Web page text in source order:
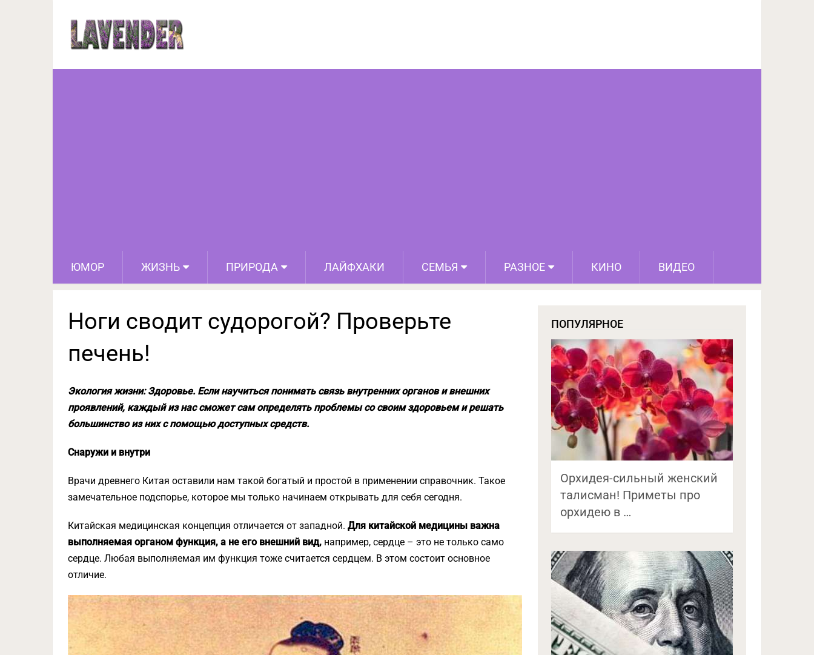
ЮМОР ЖИЗНЬ ПРИРОДА ЛАЙФХАКИ СЕМЬЯ РАЗНОЕ КИНО ВИДЕО
Ноги сводит судорогой? Проверьте
печень!
Экология жизни: Здоровье. Если научиться понимать связь внутренних органов и внешних
проявлений, каждый из нас сможет сам определять проблемы со своим здоровьем и решать
большинство из них с помощью доступных средств.
Снаружи и внутри
Врачи древнего Китая оставили нам такой богатый и простой в применении справочник. Такое
замечательное подспорье, которое мы только начинаем открывать для себя сегодня.
Китайская медицинская концепция отличается от западной. Для китайской медицины важна
выполняемая органом функция, а не его внешний вид, например, сердце – это не только само
сердце. Любая выполняемая им функция тоже считается сердцем. В этом состоит основное
отличие.
ПОПУЛЯРНОЕ
Орхидея-сильный женский
талисман! Приметы про
орхидею в …